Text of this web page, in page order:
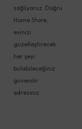
sağlıyoruz. Doğru
Home Store,
evinizi
güzelleştirecek
her şeyi
bulabileceğiniz
güvenilir
adresiniz.